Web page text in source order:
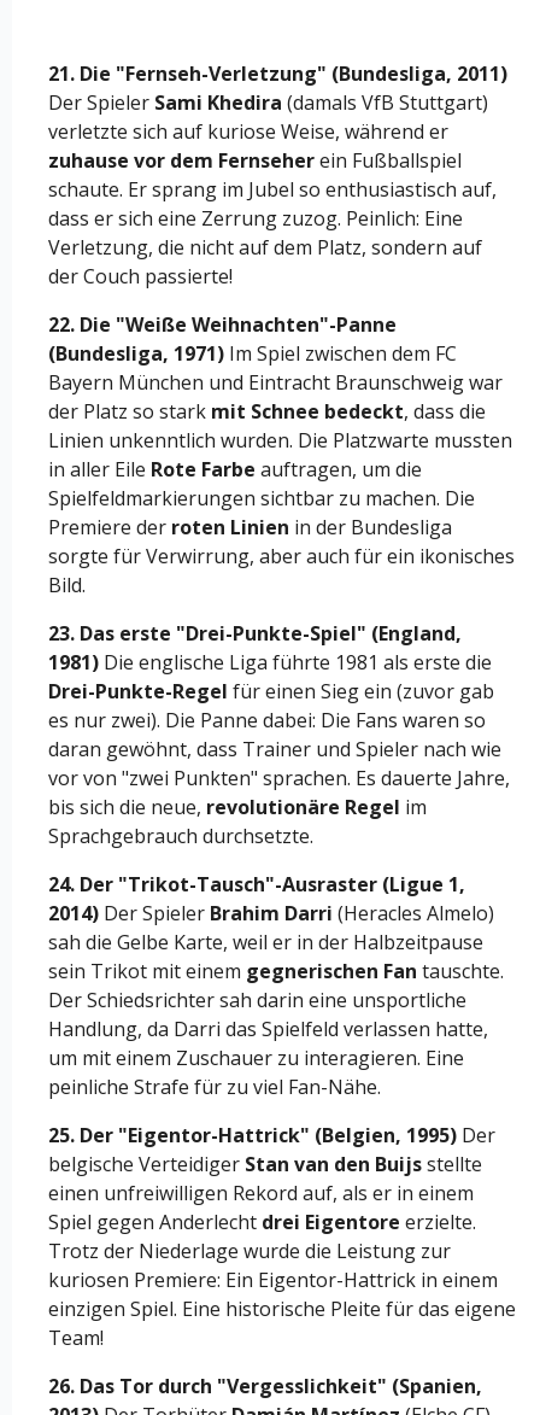
21. Die "Fernseh-Verletzung" (Bundesliga, 2011)
Der Spieler Sami Khedira (damals VfB Stuttgart)
verletzte sich auf kuriose Weise, während er
zuhause vor dem Fernseherein Fußballspiel
schaute. Er sprang im Jubel so enthusiastisch auf,
dass er sich eine Zerrung zuzog. Peinlich: Eine
Verletzung, die nicht auf dem Platz, sondern auf
der Couch passierte!
22. Die "Weiße Weihnachten"-Panne
(Bundesliga, 1971) Im Spiel zwischen dem FC
Bayern München und Eintracht Braunschweig war
der Platz so stark mit Schnee bedeckt, dass die
Linien unkenntlich wurden. Die Platzwarte mussten
in aller Eile Rote Farbe auftragen, um die
Spielfeldmarkierungen sichtbar zu machen. Die
Premiere der roten Linien in der Bundesliga
sorgte für Verwirrung, aber auch für ein ikonisches
Bild.
23. Das erste "Drei-Punkte-Spiel" (England,
1981) Die englische Liga führte 1981 als erste die
Drei-Punkte-Regel für einen Sieg ein (zuvor gab
es nur zwei). Die Panne dabei: Die Fans waren so
daran gewöhnt, dass Trainer und Spieler nach wie
vor von "zwei Punkten" sprachen. Es dauerte Jahre,
bis sich die neue, revolutionäre Regel im
Sprachgebrauch durchsetzte.
24. Der "Trikot-Tausch"-Ausraster (Ligue 1,
2014) Der Spieler Brahim Darri (Heracles Almelo)
sah die Gelbe Karte, weil er in der Halbzeitpause
sein Trikot mit einem gegnerischen Fan tauschte.
Der Schiedsrichter sah darin eine unsportliche
Handlung, da Darri das Spielfeld verlassen hatte,
um mit einem Zuschauer zu interagieren. Eine
peinliche Strafe für zu viel Fan-Nähe.
25. Der "Eigentor-Hattrick" (Belgien, 1995) Der
belgische Verteidiger Stan van den Buijsstellte
einen unfreiwilligen Rekord auf, als er in einem
Spiel gegen Anderlecht drei Eigentore erzielte.
Trotz der Niederlage wurde die Leistung zur
kuriosen Premiere: Ein Eigentor-Hattrick in einem
einzigen Spiel. Eine historische Pleite für das eigene
Team!
26. Das Tor durch "Vergesslichkeit" (Spanien,